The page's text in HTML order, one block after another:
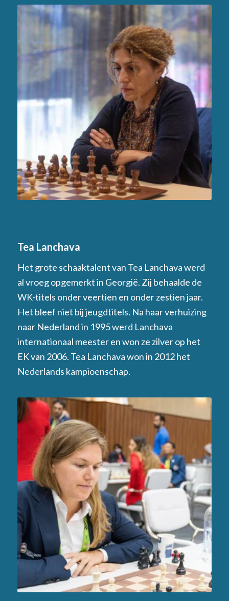
Tea Lanchava
Het grote schaaktalent van Tea Lanchava werd
al vroeg opgemerkt in Georgië. Zij behaalde de
WK-titels onder veertien en onder zestien jaar.
Het bleef niet bij jeugdtitels. Na haar verhuizing
naar Nederland in 1995 werd Lanchava
internationaal meester en won ze zilver op het
EK van 2006. Tea Lanchava won in 2012 het
Nederlands kampioenschap.